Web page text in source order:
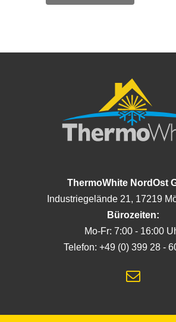
ThermoWhite NordOst
Industriegelände 21, 17219
Bürozeiten:
Mo-Fr: 7:00 - 16:00
Telefon: +49 (0) 399 28 -